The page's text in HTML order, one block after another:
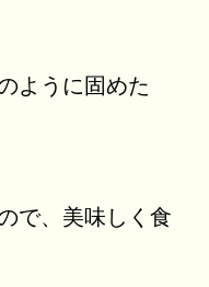
ように固めた
で、美味しく食